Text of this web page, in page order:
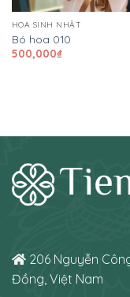
HOA SINH NHẬT
Bó hoa 010
500,000₫
206 Nguyễn
Đồng, Việt Nam